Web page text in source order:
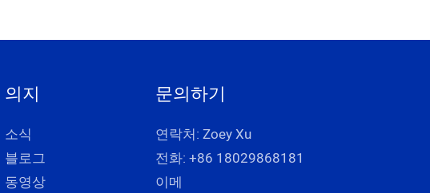
의지
소식
블로그
동영상
문의하기
연락처: Zoey Xu
전화: +86 18029868181
이메